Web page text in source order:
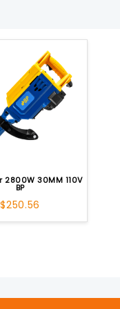
2800W 30MM 110V
BP
$250.56